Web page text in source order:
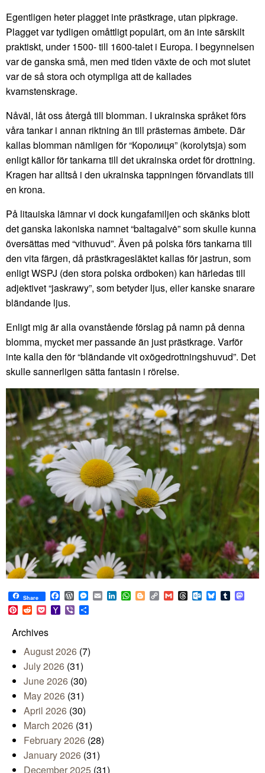
Egentligen heter plagget inte prästkrage, utan pipkrage.
Plagget var tydligen omåttligt populärt, om än inte särskilt
praktiskt, under 1500- till 1600-talet i Europa. I begynnelsen
var de ganska små, men med tiden växte de och mot slutet
var de så stora och otympliga att de kallades
kvarnstenskrage.
Nåväl, låt oss återgå till blomman. I ukrainska språket förs
våra tankar i annan riktning än till prästernas ämbete. Där
kallas blomman nämligen för “Королиця” (korolytsja) som
enligt källor för tankarna till det ukrainska ordet för drottning.
Kragen har alltså i den ukrainska tappningen förvandlats till
en krona.
På litauiska lämnar vi dock kungafamiljen och skänks blott
det ganska lakoniska namnet “baltagalvė” som skulle kunna
översättas med “vithuvud”. Även på polska förs tankarna till
den vita färgen, då prästkragesläktet kallas för jastrun, som
enligt WSPJ (den stora polska ordboken) kan härledas till
adjektivet “jaskrawy”, som betyder ljus, eller kanske snarare
bländande ljus.
Enligt mig är alla ovanstående förslag på namn på denna
blomma, mycket mer passande än just prästkrage. Varför
inte kalla den för “bländande vit oxögedrottningshuvud”. Det
skulle sannerligen sätta fantasin i rörelse.
Share Facebook
WordPress
Messenger
EmailLinkedIn
WhatsApp
BloggerCopy
Link
GmailThreadsOutlook.com
BlueskyTumblr
Pinterest
RedditPocketYahoo
Mail
Viber
Archives
August 2026 (7)
July 2026 (31)
June 2026 (30)
May 2026 (31)
April 2026 (30)
March 2026 (31)
February 2026 (28)
January 2026 (31)
December 2025 (31)